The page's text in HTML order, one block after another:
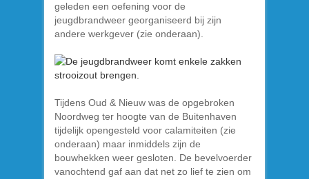
geleden een oefening voor de
jeugdbrandweer georganiseerd bij zijn
andere werkgever (zie onderaan).
Tijdens Oud & Nieuw was de opgebroken
Noordweg ter hoogte van de Buitenhaven
tijdelijk opengesteld voor calamiteiten (zie
onderaan) maar inmiddels zijn de
bouwhekken weer gesloten. De bevelvoerder
vanochtend gaf aan dat net zo lief te zien om